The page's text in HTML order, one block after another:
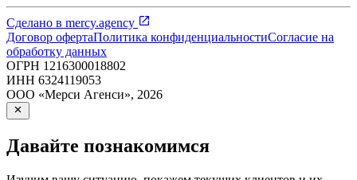
Сделано в mercy.agency
Договор офертаПолитика конфиденциальностиСогласие на
обработку данных
ОГРН 1216300018802
ИНН 6324119053
ООО «Мерси Агенси», 2026
Давайте познакомимся